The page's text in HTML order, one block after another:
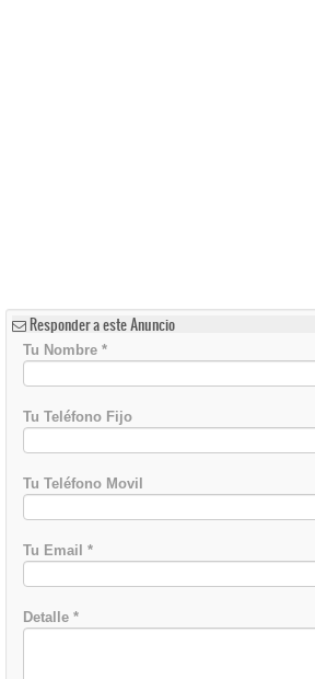
Responder a este Anuncio
Tu Nombre *
Tu Teléfono Fijo
Tu Teléfono Movil
Tu Email *
Detalle *